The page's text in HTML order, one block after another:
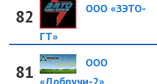
82 ООО «ЗЭТО-
ГТ»
81
ООО